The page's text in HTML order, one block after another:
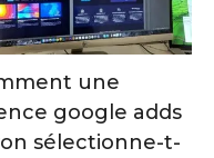
une
google adds
sélectionne-t-